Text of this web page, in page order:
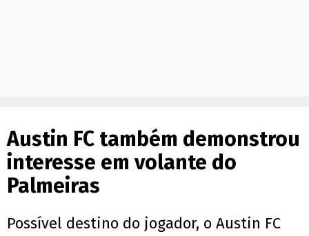
Austin FC também demonstrou
interesse em volante do
Palmeiras
Possível destino do jogador, o Austin FC